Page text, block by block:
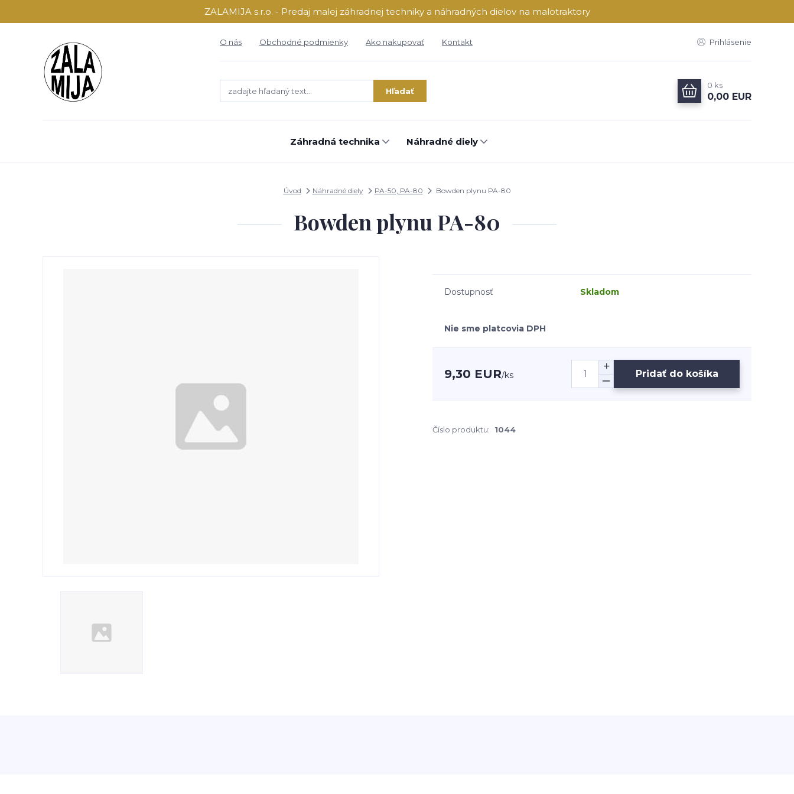
ZALAMIJA s.r.o. - Predaj malej záhradnej techniky a náhradných dielov na malotraktory
O nás Obchodné podmienky Ako nakupovať Kontakt Prihlásenie
Hľadať
0 ks
0,00 EUR
Záhradná technika Náhradné diely
Úvod Náhradné diely PA-50, PA-80 Bowden plynu PA-80
Bowden plynu PA-80
Dostupnosť Skladom
Nie sme platcovia DPH
9,30 EUR/ks Pridať do košíka
Číslo produktu: 1044